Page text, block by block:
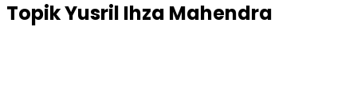
TopikYusril Ihza Mahendra